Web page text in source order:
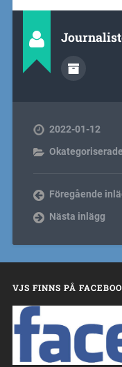
2022-01-12
Okategoriserade
Föregående
Nästa inlägg
VJS FINNS PÅ